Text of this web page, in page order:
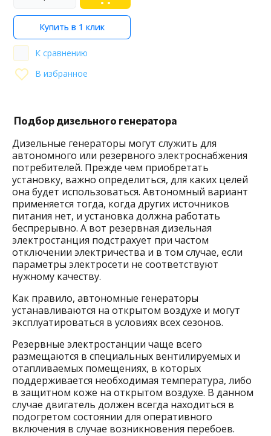
Купить в 1 клик
К сравнению
В избранное
Подбор дизельного генератора
Дизельные генераторы могут служить для
автономного или резервного электроснабжения
потребителей. Прежде чем приобретать
установку, важно определиться, для каких целей
она будет использоваться. Автономный вариант
применяется тогда, когда других источников
питания нет, и установка должна работать
беспрерывно. А вот резервная дизельная
электростанция подстрахует при частом
отключении электричества и в том случае, если
параметры электросети не соответствуют
нужному качеству.
Как правило, автономные генераторы
устанавливаются на открытом воздухе и могут
эксплуатироваться в условиях всех сезонов.
Резервные электростанции чаще всего
размещаются в специальных вентилируемых и
отапливаемых помещениях, в которых
поддерживается необходимая температура, либо
в защитном коже на открытом воздухе. В данном
случае двигатель должен всегда находиться в
подогретом состоянии для оперативного
включения в случае возникновения перебоев.